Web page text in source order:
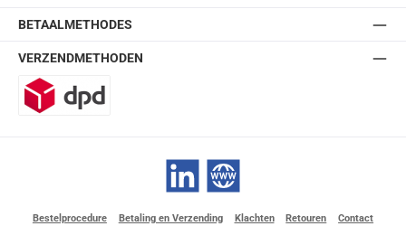
BETAALMETHODES
VERZENDMETHODEN
LinkedIn Website
Bestelprocedure Betaling en Verzending Klachten Retouren Contact